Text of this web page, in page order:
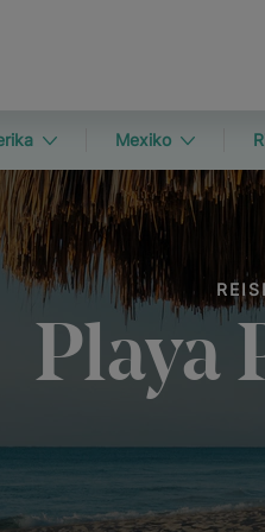
Mexiko
Playa